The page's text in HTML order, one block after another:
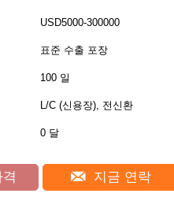
USD5000-300000
표준 수출 포장
100 일
L/C (신용장), 전신환
0 달
지금 연락